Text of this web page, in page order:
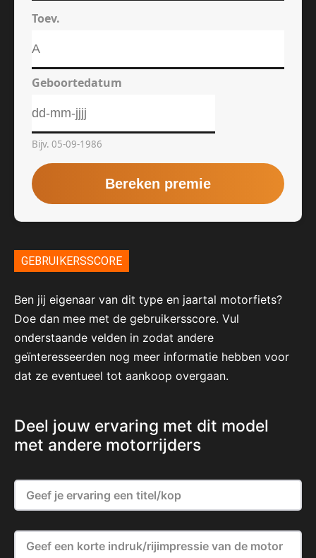
GEBRUIKERSSCORE
Ben jij eigenaar van dit type en jaartal motorfiets?
Doe dan mee met de gebruikersscore. Vul
onderstaande velden in zodat andere
geïnteresseerden nog meer informatie hebben voor
dat ze eventueel tot aankoop overgaan.
Deel jouw ervaring met dit model
met andere motorrijders